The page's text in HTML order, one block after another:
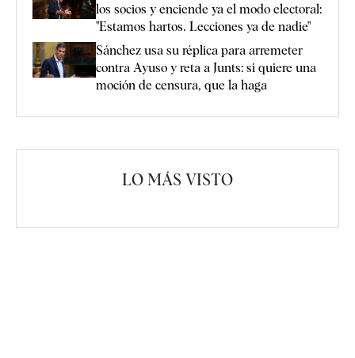
los socios y enciende ya el modo electoral:
"Estamos hartos. Lecciones ya de nadie"
Sánchez usa su réplica para arremeter
contra Ayuso y reta a Junts: si quiere una
moción de censura, que la haga
LO MÁS VISTO